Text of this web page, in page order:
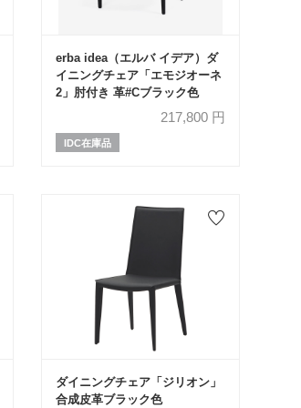
erba idea（エルバ イデア）ダ
イニングチェア「エモジオーネ
2」肘付き 革#Cブラック色
217,800 円
IDC在庫品
ダイニングチェア「ジリオン」
合成皮革ブラック色